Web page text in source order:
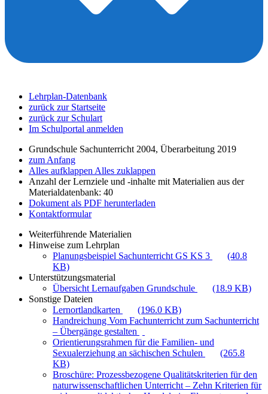
Lehrplan-Datenbank
zurück zur Startseite
zurück zur Schulart
Im Schulportal anmelden
Grundschule Sachunterricht 2004, Überarbeitung 2019
zum Anfang
Alles aufklappen Alles zuklappen
Anzahl der Lernziele und -inhalte mit Materialien aus der
Materialdatenbank: 40
Dokument als PDF herunterladen
Kontaktformular
Weiterführende Materialien
Hinweise zum Lehrplan
Planungsbeispiel Sachunterricht GS KS 3
(40.8
KB)
Unterstützungsmaterial
Übersicht Lernaufgaben Grundschule
(18.9 KB)
Sonstige Dateien
Lernortlandkarten
(196.0 KB)
Handreichung Vom Fachunterricht zum Sachunterricht
– Übergänge gestalten
Orientierungsrahmen für die Familien- und
Sexualerziehung an sächischen Schulen
(265.8
KB)
Broschüre: Prozessbezogene Qualitätskriterien für den
naturwissenschaftlichen Unterricht – Zehn Kriterien für